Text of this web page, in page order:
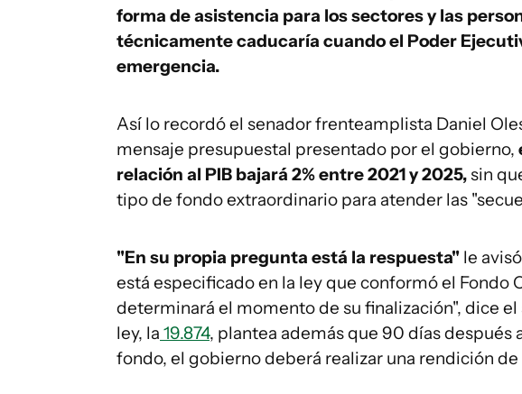
forma de asistencia para los sectores y las
técnicamente caducaría cuando el Poder
emergencia.
Así lo recordó el senador frenteamplista Daniel
mensaje presupuestal presentado por el gobierno,
relación al PIB bajará 2% entre 2021 y 2025,sin
tipo de fondo extraordinario para atender las
"En su propia pregunta está la respuesta" le
está especificado en la ley que conformó el Fondo
determinará el momento de su finalización", dice el
ley, la 19.874, plantea además que 90 días
fondo, el gobierno deberá realizar una rendición